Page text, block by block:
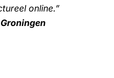
online.”